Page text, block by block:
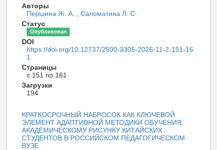
Авторы
Першина Ж. А.
Саломатина Л. С.
Статус
Опубликован
DOI
https://doi.org/10.12737/2500-3305-2026-11-2-151-16
1
Страницы
с 151 по 161
Загрузки
194
КРАТКОСРОЧНЫЙ НАБРОСОК КАК КЛЮЧЕВОЙ
ЭЛЕМЕНТ АДАПТИВНОЙ МЕТОДИКИ ОБУЧЕНИЯ
АКАДЕМИЧЕСКОМУ РИСУНКУ КИТАЙСКИХ
СТУДЕНТОВ В РОССИЙСКОМ ПЕДАГОГИЧЕСКОМ
ВУЗЕ